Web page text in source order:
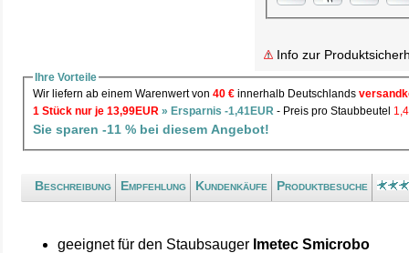
Info zur
Ihre Vorteile
Wir liefern ab einem Warenwert von40 € innerhalb Deutschlands
1 Stück nur je 13,99EUR » Ersparnis -1,41EUR - Preis pro Staubbeutel
Sie sparen -11 % bei diesem Angebot!
Beschreibung Empfehlung Kundenkäufe Produktbesuche
geeignet für den Staubsauger Imetec Smicrobo